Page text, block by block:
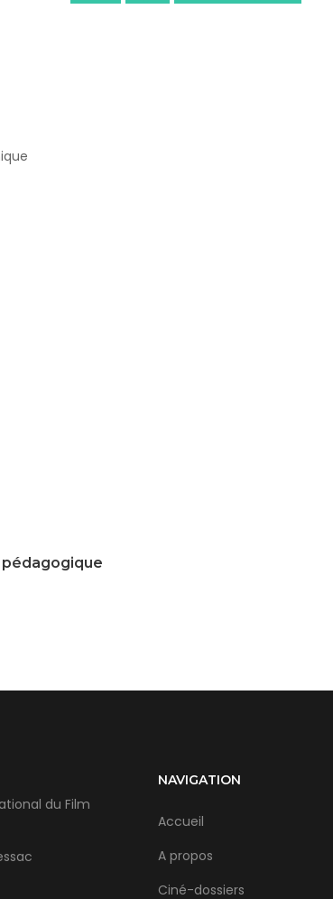
du Film
NAVIGATION
Accueil
A propos
Ciné-dossiers